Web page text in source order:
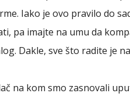
Iako je ovo pravilo do
pa imajte na umu da
Dakle, sve što radite je na
na kom smo zasnovali